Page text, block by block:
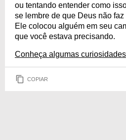
ou tentando entender como
se lembre de que Deus não
Ele colocou alguém em seu
que você estava precisando.
Conheça algumas
COPIAR